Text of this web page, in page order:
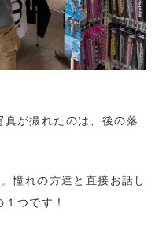
が撮れたのは、後の落
憧れの方達と直接お話し
つです！